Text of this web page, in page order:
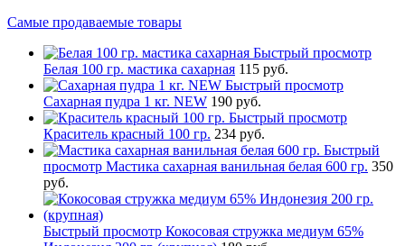
Самые продаваемые товары
Быстрый просмотр
Белая 100 гр. мастика сахарная 115 руб.
Быстрый просмотр
Сахарная пудра 1 кг. NEW 190 руб.
Быстрый просмотр
Краситель красный 100 гр. 234 руб.
Быстрый
просмотр Мастика сахарная ванильная белая 600 гр. 350
руб.
Быстрый просмотр Кокосовая стружка медиум 65%